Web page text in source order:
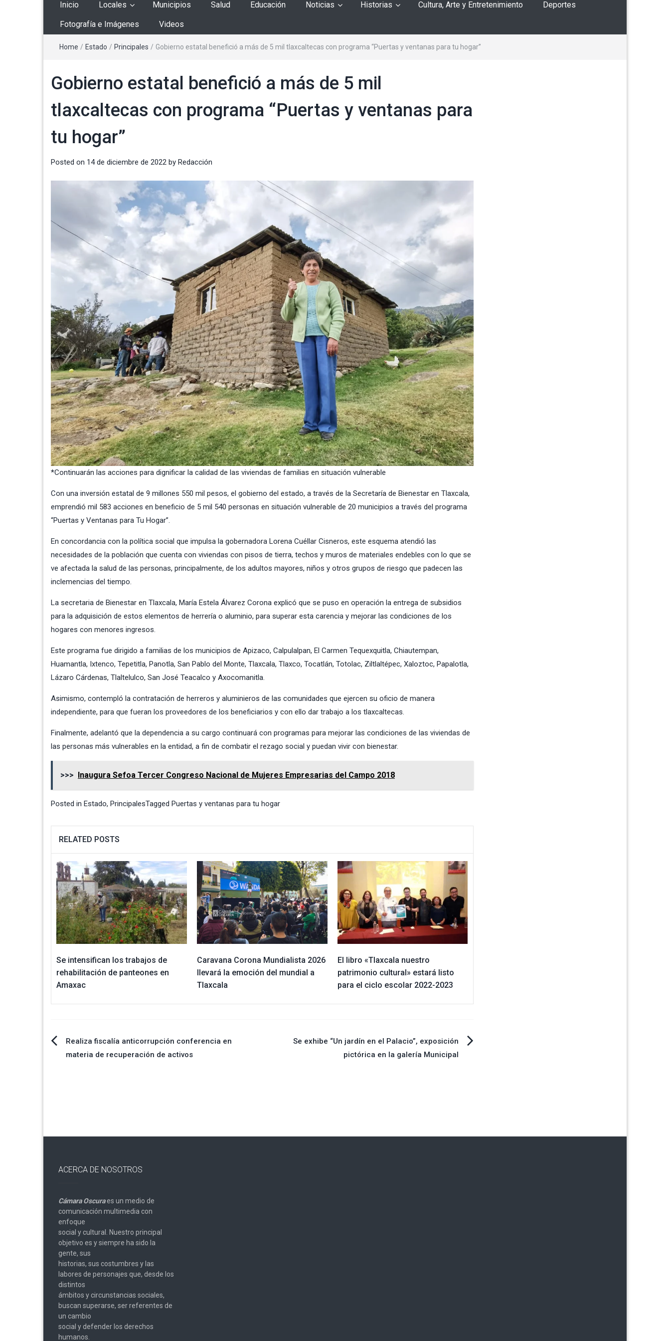
Inicio Locales Municipios Salud Educación Noticias Historias Cultura, Arte y Entretenimiento Deportes
Fotografía e Imágenes Videos
Home / Estado / Principales / Gobierno estatal benefició a más de 5 mil tlaxcaltecas con programa “Puertas y ventanas para tu hogar”
Gobierno estatal benefició a más de 5 mil
tlaxcaltecas con programa “Puertas y ventanas para
tu hogar”
Posted on 14 de diciembre de 2022 by Redacción
*Continuarán las acciones para dignificar la calidad de las viviendas de familias en situación vulnerable
Con una inversión estatal de 9 millones 550 mil pesos, el gobierno del estado, a través de la Secretaría de Bienestar en Tlaxcala,
emprendió mil 583 acciones en beneficio de 5 mil 540 personas en situación vulnerable de 20 municipios a través del programa
“Puertas y Ventanas para Tu Hogar”.
En concordancia con la política social que impulsa la gobernadora Lorena Cuéllar Cisneros, este esquema atendió las
necesidades de la población que cuenta con viviendas con pisos de tierra, techos y muros de materiales endebles con lo que se
ve afectada la salud de las personas, principalmente, de los adultos mayores, niños y otros grupos de riesgo que padecen las
inclemencias del tiempo.
La secretaria de Bienestar en Tlaxcala, María Estela Álvarez Corona explicó que se puso en operación la entrega de subsidios
para la adquisición de estos elementos de herrería o aluminio, para superar esta carencia y mejorar las condiciones de los
hogares con menores ingresos.
Este programa fue dirigido a familias de los municipios de Apizaco, Calpulalpan, El Carmen Tequexquitla, Chiautempan,
Huamantla, Ixtenco, Tepetitla, Panotla, San Pablo del Monte, Tlaxcala, Tlaxco, Tocatlán, Totolac, Ziltlaltépec, Xaloztoc, Papalotla,
Lázaro Cárdenas, Tlaltelulco, San José Teacalco y Axocomanitla.
Asimismo, contempló la contratación de herreros y aluminieros de las comunidades que ejercen su oficio de manera
independiente, para que fueran los proveedores de los beneficiarios y con ello dar trabajo a los tlaxcaltecas.
Finalmente, adelantó que la dependencia a su cargo continuará con programas para mejorar las condiciones de las viviendas de
las personas más vulnerables en la entidad, a fin de combatir el rezago social y puedan vivir con bienestar.
>>> Inaugura Sefoa Tercer Congreso Nacional de Mujeres Empresarias del Campo 2018
Posted in Estado, PrincipalesTagged Puertas y ventanas para tu hogar
RELATED POSTS
Se intensifican los trabajos de
rehabilitación de panteones en
Amaxac
Caravana Corona Mundialista 2026
llevará la emoción del mundial a
Tlaxcala
El libro «Tlaxcala nuestro
patrimonio cultural» estará listo
para el ciclo escolar 2022-2023
Navegación
Realiza fiscalía anticorrupción conferencia en
materia de recuperación de activos
Se exhibe “Un jardín en el Palacio”, exposición
pictórica en la galería Municipal
ACERCA DE NOSOTROS
Cámara Oscuraes un medio de
comunicación multimedia con
enfoque
social y cultural. Nuestro principal
objetivo es y siempre ha sido la
gente, sus
historias, sus costumbres y las
labores de personajes que, desde los
distintos
ámbitos y circunstancias sociales,
buscan superarse, ser referentes de
un cambio
social y defender los derechos
humanos.